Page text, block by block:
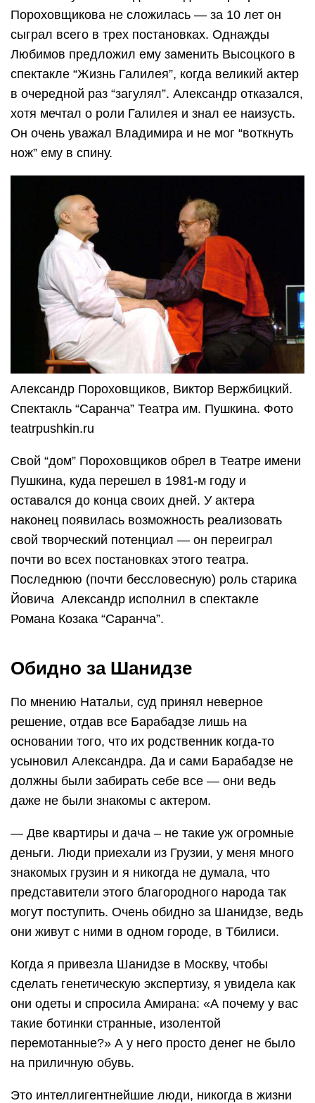
Пороховщикова не сложилась — за 10 лет он
сыграл всего в трех постановках. Однажды
Любимов предложил ему заменить Высоцкого в
спектакле “Жизнь Галилея”, когда великий актер
в очередной раз “загулял”. Александр отказался,
хотя мечтал о роли Галилея и знал ее наизусть.
Он очень уважал Владимира и не мог “воткнуть
нож” ему в спину.
Александр Пороховщиков, Виктор Вержбицкий.
Спектакль “Саранча” Театра им. Пушкина. Фото
teatrpushkin.ru
Свой “дом” Пороховщиков обрел в Театре имени
Пушкина, куда перешел в 1981-м году и
оставался до конца своих дней. У актера
наконец появилась возможность реализовать
свой творческий потенциал — он переиграл
почти во всех постановках этого театра.
Последнюю (почти бессловесную) роль старика
Йовича Александр исполнил в спектакле
Романа Козака “Саранча”.
Обидно за Шанидзе
По мнению Натальи, суд принял неверное
решение, отдав все Барабадзе лишь на
основании того, что их родственник когда-то
усыновил Александра. Да и сами Барабадзе не
должны были забирать себе все — они ведь
даже не были знакомы с актером.
— Две квартиры и дача – не такие уж огромные
деньги. Люди приехали из Грузии, у меня много
знакомых грузин и я никогда не думала, что
представители этого благородного народа так
могут поступить. Очень обидно за Шанидзе, ведь
они живут с ними в одном городе, в Тбилиси.
Когда я привезла Шанидзе в Москву, чтобы
сделать генетическую экспертизу, я увидела как
они одеты и спросила Амирана: «А почему у вас
такие ботинки странные, изолентой
перемотанные?» А у него просто денег не было
на приличную обувь.
Это интеллигентнейшие люди, никогда в жизни